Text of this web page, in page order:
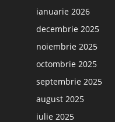
ianuarie 2026
decembrie 2025
noiembrie 2025
octombrie 2025
septembrie 2025
august 2025
iulie 2025